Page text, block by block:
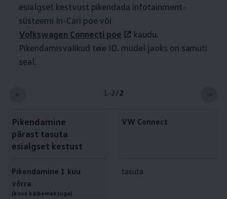
esialgset kestvust pikendada infotainment-
süsteemi In-Cari poe või
Volkswagen Connecti poe
kaudu.
Pikendamisvalikud teie ID. mudel jaoks on samuti
seal.
1-2/2
Pikendamine
pärast tasuta
esialgset kestust
VW Connect
Pikendamine 1 kuu
võrra
(koos käibemaksuga)
tasuta